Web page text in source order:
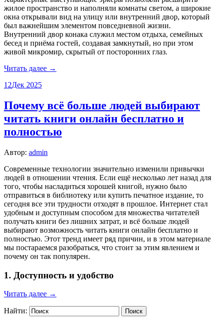
жилое пространство и наполняли комнаты светом, а широкие
окна открывали вид на улицу или внутренний двор, который
был важнейшим элементом повседневной жизни.
Внутренний двор конака служил местом отдыха, семейных
бесед и приёма гостей, создавая замкнутый, но при этом
живой микромир, скрытый от посторонних глаз.
Читать далее →
12Дек 2025
Почему всё больше людей выбирают
читать книги онлайн бесплатно и
полностью
Автор: admin
Современные технологии значительно изменили привычки
людей в отношении чтения. Если ещё несколько лет назад для
того, чтобы насладиться хорошей книгой, нужно было
отправиться в библиотеку или купить печатное издание, то
сегодня все эти трудности отходят в прошлое. Интернет стал
удобным и доступным способом для множества читателей
получать книги без лишних затрат, и всё больше людей
выбирают возможность читать книги онлайн бесплатно и
полностью. Этот тренд имеет ряд причин, и в этом материале
мы постараемся разобраться, что стоит за этим явлением и
почему он так популярен.
1. Доступность и удобство
Читать далее →
Найти: